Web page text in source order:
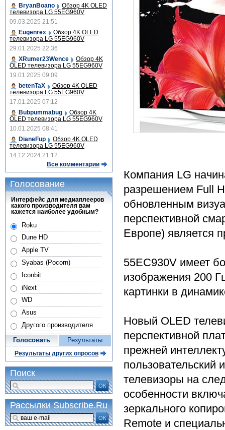
Компания LG
разрешением Full
обновленным
перспективной
Европе) является
55EC930V имеет
изображения 200
картинки в
Новый OLED
перспективной
прежней
пользовательский
телевизоры на
особенности
зеркального
Remote и
BryanBoano
Обзор 4K OLED
телевизора LG 55EG960V
09.03.2025 21:51
Eugenrex
Обзор 4K OLED
телевизора LG 55EG960V
29.01.2025 22:36
XRumer23Wence
Обзор 4K
OLED телевизора LG 55EG960V
19.01.2025 09:09
betenTaX
Обзор 4K OLED
телевизора LG 55EG960V
17.01.2025 07:12
Bubpummabug
Обзор 4K
OLED телевизора LG 55EG960V
10.01.2025 08:41
DianeFup
Обзор 4K OLED
телевизора LG 55EG960V
14.12.2024 21:12
Все комментарии
Голосование
Интерфейс для медиаплееров
какого производителя вам
кажется наиболее удобным?
Roku
Dune HD
Apple TV
Syabas (Pocorn)
Iconbit
iNext
WD
Asus
Другого производителя
Голосовать Результаты
Результаты других опросов
Поиск
ОК
Рассылки Subscribe.Ru
ОК